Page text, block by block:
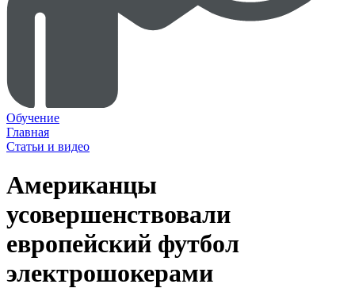
Обучение
Главная
Статьи и видео
Американцы
усовершенствовали
европейский футбол
электрошокерами